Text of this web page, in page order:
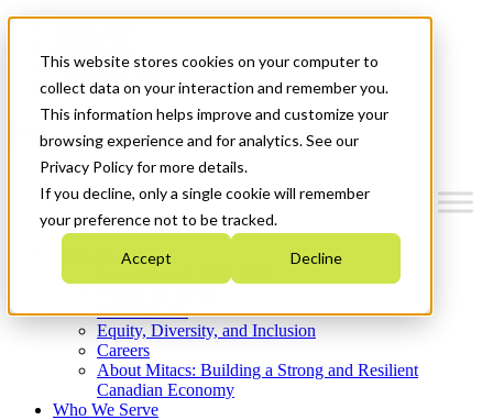
This website stores cookies on your computer to
collect data on your interaction and remember you.
This information helps improve and customize your
browsing experience and for analytics. See our
Privacy Policy for more details.
If you decline, only a single cookie will remember
your preference not to be tracked.
Accept Decline
News & Events
Get Started
Menu
Who We Are
Strategic Plan 2026-2030
What We Do
Equity, Diversity, and Inclusion
Careers
About Mitacs: Building a Strong and Resilient
Canadian Economy
Who We Serve